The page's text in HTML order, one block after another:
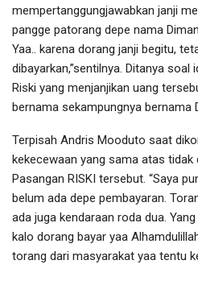
mempertanggungjawabkan janji
pangge patorang depe nama
Yaa.. karena dorang janji begitu,
dibayarkan,”sentilnya. Ditanya
Riski yang menjanjikan uang
bernama sekampungnya bernama
Terpisah Andris Mooduto saat
kekecewaan yang sama atas tidak
Pasangan RISKI tersebut. “Saya
belum ada depe pembayaran.
ada juga kendaraan roda dua.
kalo dorang bayar yaa
torang dari masyarakat yaa tentu